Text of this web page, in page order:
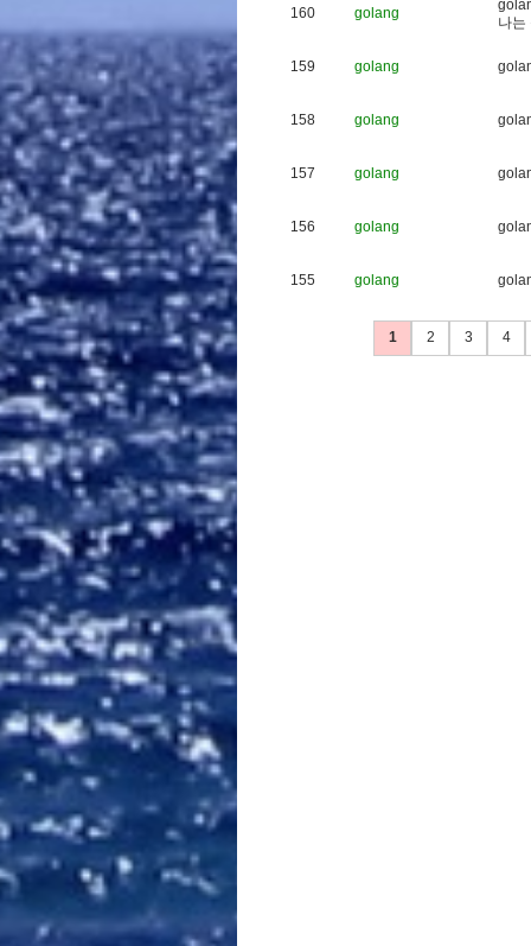
160 golang go a
나는
159 golang go a
158 golang go a
157 golang go a
156 golang go a
155 golang go a
1 2 3 4